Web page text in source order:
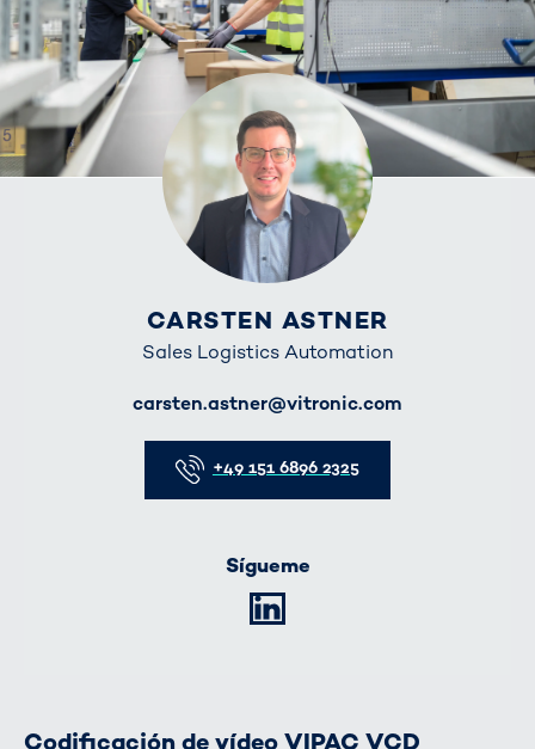
CARSTEN ASTNER
Sales Logistics Automation
carsten.astner@vitronic.com
+49 151 6896 2325
Sígueme
Codificación de vídeo VIPAC VCD